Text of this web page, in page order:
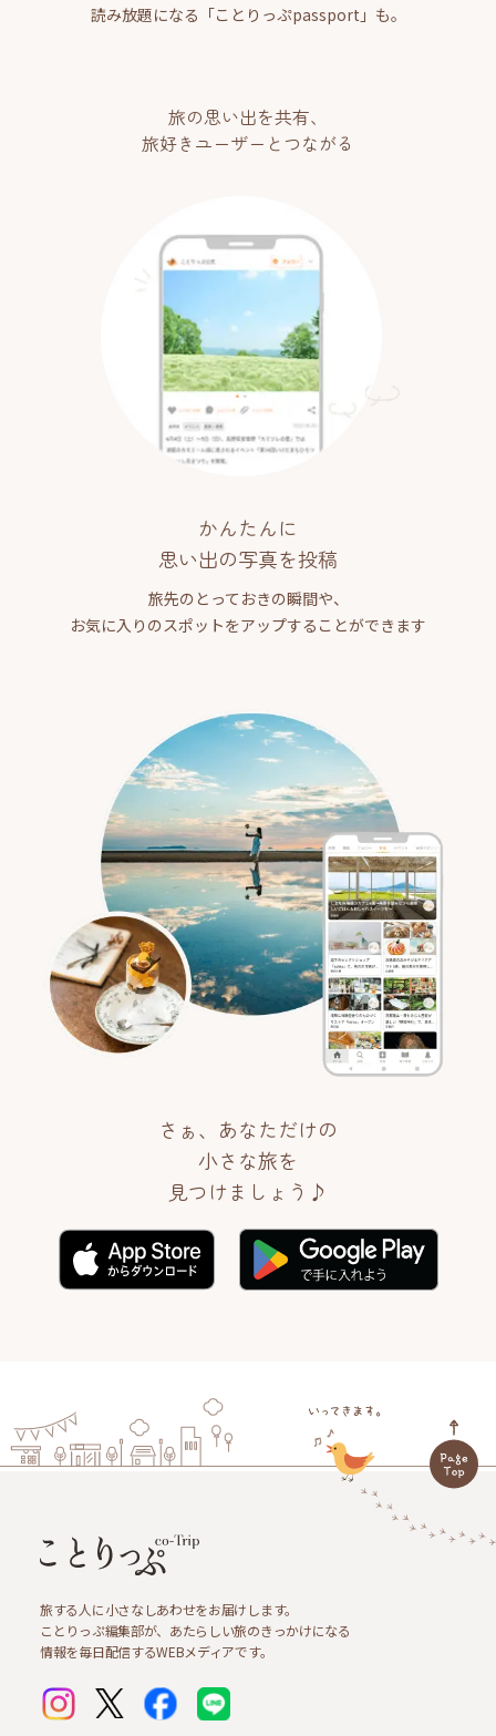
読み放題になる「ことりっぷpassport」も。
旅の思い出を共有、
旅好きユーザーとつながる
かんたんに
思い出の写真を投稿
旅先のとっておきの瞬間や、
お気に入りのスポットをアップすることができます
さぁ、あなただけの
小さな旅を
見つけましょう♪
旅する人に小さなしあわせをお届けします。
ことりっぷ編集部が、あたらしい旅のきっかけになる
情報を毎日配信するWEBメディアです。